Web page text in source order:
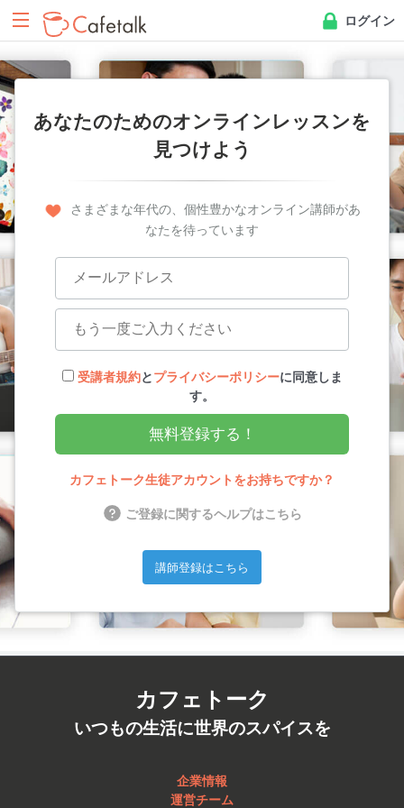
ログイン
あなたのためのオンラインレッスンを
見つけよう
さまざまな年代の、個性豊かなオンライン講師があ
なたを待っています
受講者規約とプライバシーポリシーに同意しま
す。
無料登録する！
カフェトーク生徒アカウントをお持ちですか？
ご登録に関するヘルプはこちら
講師登録はこちら
カフェトーク
いつもの生活に世界のスパイスを
企業情報
運営チーム